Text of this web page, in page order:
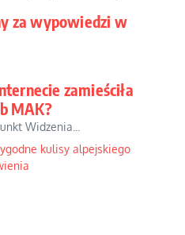
za wypowiedzi w
zamieściła
MAK?
Widzenia...